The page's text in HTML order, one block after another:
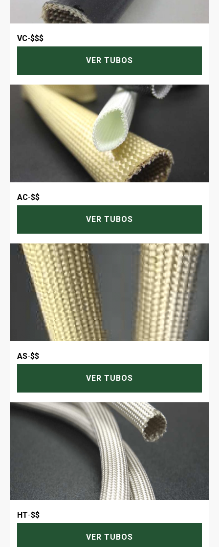
VC-$$$
VER TUBOS
AC-$$
VER TUBOS
AS-$$
VER TUBOS
HT-$$
VER TUBOS